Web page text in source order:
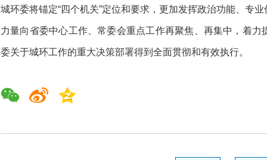
城环委将锚定“四个机关”定位和要求，更加发挥政治功能、专
力量向省委中心工作、常委会重点工作再聚焦、再集中，着
委关于城环工作的重大决策部署得到全面贯彻和有效执行。